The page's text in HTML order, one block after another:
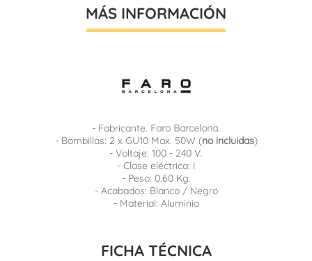
MÁS INFORMACIÓN
- Fabricante. Faro Barcelona.
- Bombillas: 2 x GU10 Max. 50W (no incluidas)
- Voltaje: 100 - 240 V.
- Clase eléctrica: I
- Peso: 0.60 Kg.
- Acabados: Blanco / Negro
- Material: Aluminio
FICHA TÉCNICA